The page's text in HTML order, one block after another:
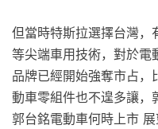
但當時特斯拉選擇台灣，
等尖端車用技術，對於電
品牌已經開始強奪市占，
動車零組件也不遑多讓，
郭台銘電動車何時上市